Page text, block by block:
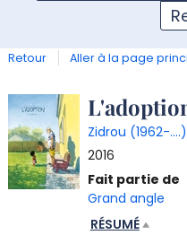
Retour Aller à la page
Détail
document
Zidrou (1962-....)
2016
Fait partie de
Grand angle
RÉSUMÉ